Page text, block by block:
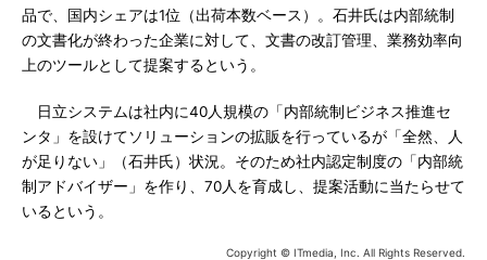
品で、国内シェアは1位（出荷本数ベース）。石井氏は内部統制
の文書化が終わった企業に対して、文書の改訂管理、業務効率向
上のツールとして提案するという。
日立システムは社内に40人規模の「内部統制ビジネス推進セ
ンタ」を設けてソリューションの拡販を行っているが「全然、人
が足りない」（石井氏）状況。そのため社内認定制度の「内部統
制アドバイザー」を作り、70人を育成し、提案活動に当たらせて
いるという。
Copyright © ITmedia, Inc. All Rights Reserved.